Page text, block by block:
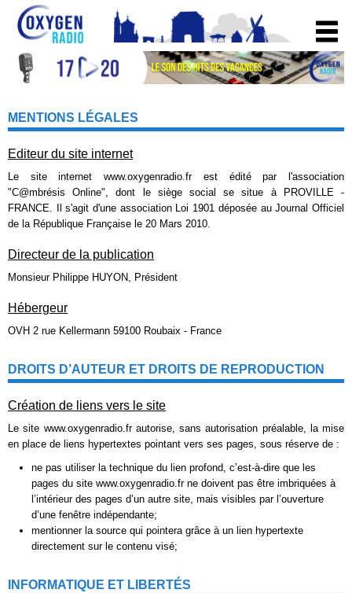
MENTIONS LÉGALES
Editeur du site internet
Le site internet www.oxygenradio.fr est édité par l'association
"C@mbrésis Online", dont le siège social se situe à PROVILLE -
FRANCE. Il s'agit d'une association Loi 1901 déposée au Journal Officiel
de la République Française le 20 Mars 2010.
Directeur de la publication
Monsieur Philippe HUYON, Président
Hébergeur
OVH 2 rue Kellermann 59100 Roubaix - France
DROITS D’AUTEUR ET DROITS DE REPRODUCTION
Création de liens vers le site
Le site www.oxygenradio.fr autorise, sans autorisation préalable, la mise
en place de liens hypertextes pointant vers ses pages, sous réserve de :
ne pas utiliser la technique du lien profond, c’est-à-dire que les
pages du site www.oxygenradio.fr ne doivent pas être imbriquées à
l’intérieur des pages d’un autre site, mais visibles par l’ouverture
d’une fenêtre indépendante;
mentionner la source qui pointera grâce à un lien hypertexte
directement sur le contenu visé;
INFORMATIQUE ET LIBERTÉS